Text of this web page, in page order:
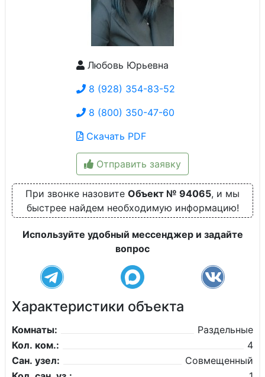
Любовь Юрьевна
8 (928) 354-83-52
8 (800) 350-47-60
Скачать PDF
Отправить заявку
При звонке назовите Объект № 94065, и мы
быстрее найдем необходимую информацию!
Используйте удобный мессенджер и задайте
вопрос
Характеристики объекта
Комнаты:
Раздельные
Кол. ком.:
4
Сан. узел:
Совмещенный